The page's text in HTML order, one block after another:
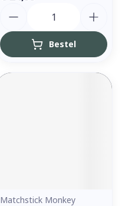
Bestel
Matchstick Monkey